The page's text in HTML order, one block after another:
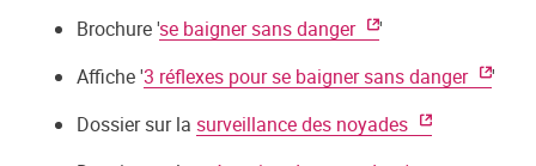
Brochure 'se baigner sans danger
'
Affiche '3 réflexes pour se baigner sans danger
'
Dossier sur la surveillance des noyades